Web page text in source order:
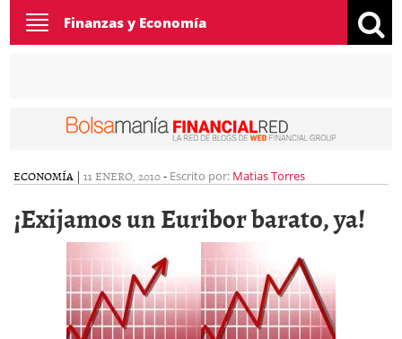
Toggle
navigation
Finanzas y Economía
ECONOMÍA | 11 ENERO, 2010- Escrito por: Matias Torres
¡Exijamos un Euribor barato, ya!